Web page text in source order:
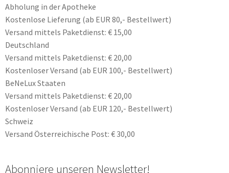
Abholung in der Apotheke
Kostenlose Lieferung (ab EUR 80,- Bestellwert)
Versand mittels Paketdienst: € 15,00
Deutschland
Versand mittels Paketdienst: € 20,00
Kostenloser Versand (ab EUR 100,- Bestellwert)
BeNeLux Staaten
Versand mittels Paketdienst: € 20,00
Kostenloser Versand (ab EUR 120,- Bestellwert)
Schweiz
Versand Österreichische Post: € 30,00
Abonniere unseren Newsletter!